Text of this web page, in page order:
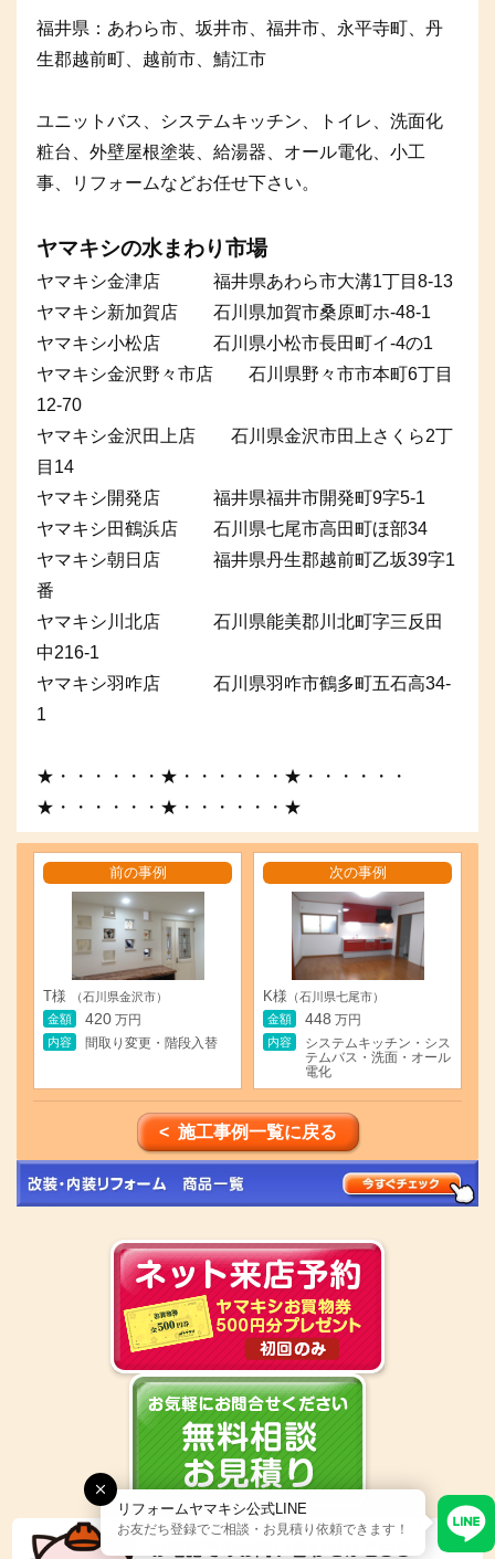
福井県：あわら市、坂井市、福井市、永平寺町、丹
生郡越前町、越前市、鯖江市
ユニットバス、システムキッチン、トイレ、洗面化
粧台、外壁屋根塗装、給湯器、オール電化、小工
事、リフォームなどお任せ下さい。
ヤマキシの水まわり市場
ヤマキシ金津店 福井県あわら市大溝1丁目8-13
ヤマキシ新加賀店 石川県加賀市桑原町ホ-48-1
ヤマキシ小松店 石川県小松市長田町イ-4の1
ヤマキシ金沢野々市店 石川県野々市市本町6丁目
12-70
ヤマキシ金沢田上店 石川県金沢市田上さくら2丁
目14
ヤマキシ開発店 福井県福井市開発町9字5-1
ヤマキシ田鶴浜店 石川県七尾市高田町ほ部34
ヤマキシ朝日店 福井県丹生郡越前町乙坂39字1
番
ヤマキシ川北店 石川県能美郡川北町字三反田
中216-1
ヤマキシ羽咋店 石川県羽咋市鶴多町五石高34-
1
★・・・・・・★・・・・・・★・・・・・・
★・・・・・・★・・・・・・★
前の事例
T様
（石川県金沢市）
金額
420 万円
内容
間取り変更・階段入替
次の事例
K様 （石川県七尾市）
金額
448 万円
内容
システムキッチン・シス
テムバス・洗面・オール
電化
< 施工事例一覧に戻る
リフォームヤマキシ公式LINE
お友だち登録でご相談・お見積り依頼できます！